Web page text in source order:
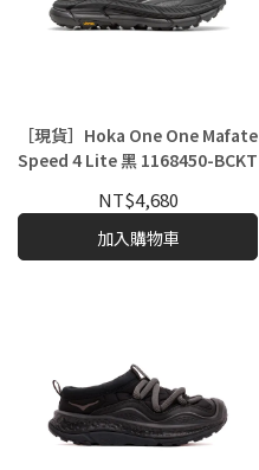
［現貨］Hoka One One Mafate
Speed 4 Lite 黑 1168450-BCKT
NT$4,680
加入購物車